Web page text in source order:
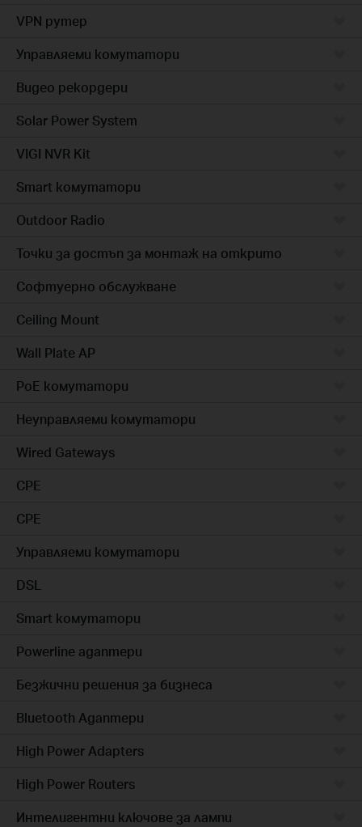
VPN рутер
Управляеми комутатори
Видео рекордери
Solar Power System
VIGI NVR Kit
Smart комутатори
Outdoor Radio
Точки за достъп за монтаж на открито
Софтуерно обслужване
Ceiling Mount
Wall Plate AP
PoE комутатори
Неуправляеми комутатори
Wired Gateways
CPE
CPE
Управляеми комутатори
DSL
Smart комутатори
Powerline адаптери
Безжични решения за бизнеса
Bluetooth Адаптери
High Power Adapters
High Power Routers
Интелигентни ключове за лампи